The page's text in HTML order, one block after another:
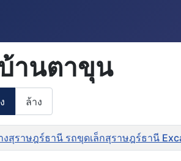
านตาขุน
ล้าง
สุราษฎร์ธานี รถขุดเล็กสุราษฎร์ธานี